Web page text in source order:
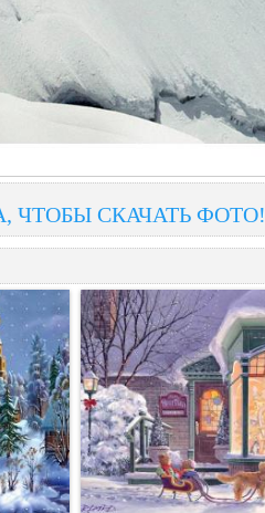
СКАЧАТЬ ФОТО!